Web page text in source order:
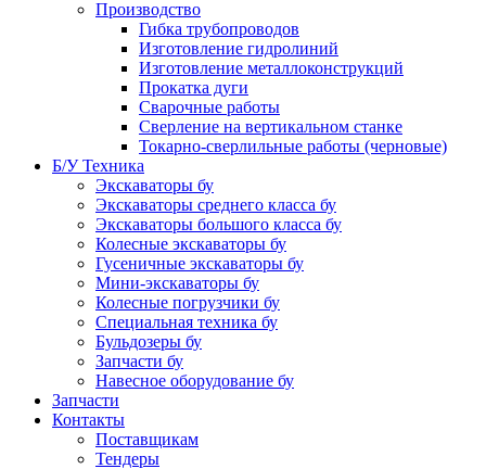
Производство
Гибка трубопроводов
Изготовление гидролиний
Изготовление металлоконструкций
Прокатка дуги
Сварочные работы
Сверление на вертикальном станке
Токарно-сверлильные работы (черновые)
Б/У Техника
Экскаваторы бу
Экскаваторы среднего класса бу
Экскаваторы большого класса бу
Колесные экскаваторы бу
Гусеничные экскаваторы бу
Мини-экскаваторы бу
Колесные погрузчики бу
Специальная техника бу
Бульдозеры бу
Запчасти бу
Навесное оборудование бу
Запчасти
Контакты
Поставщикам
Тендеры